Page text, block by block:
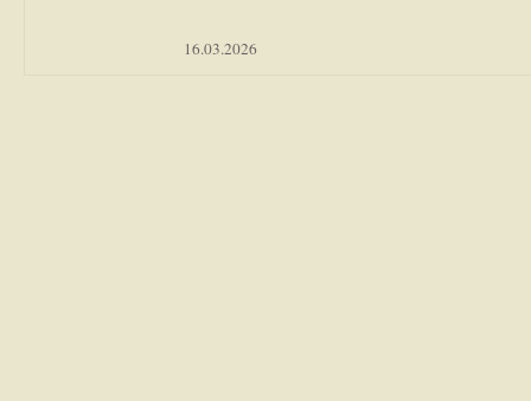
16.03.2026